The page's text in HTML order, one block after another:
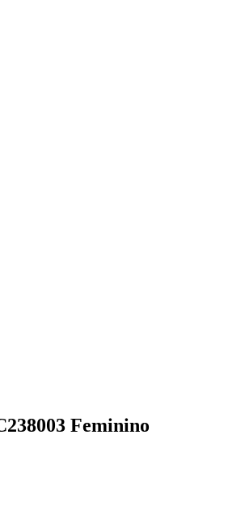
Feminino